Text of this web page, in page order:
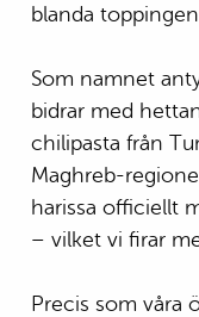
blanda
Som namnet
bidrar med
chilipasta från
Maghreb-
harissa officiellt
– vilket vi firar
Precis som våra